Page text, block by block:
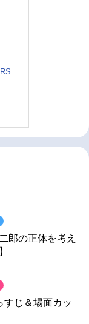
郎の正体を考え
すじ＆場面カッ